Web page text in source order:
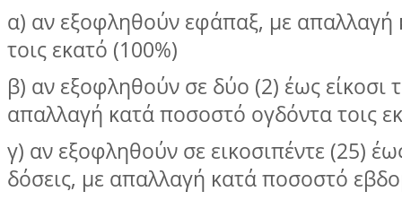
α) αν εξοφληθούν εφάπαξ, με απαλλαγή
τοις εκατό (100%)
β) αν εξοφληθούν σε δύο (2) έως είκοσι
απαλλαγή κατά ποσοστό ογδόντα τοις
γ) αν εξοφληθούν σε εικοσιπέντε (25)
δόσεις, με απαλλαγή κατά ποσοστό